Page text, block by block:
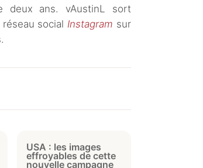
ans. vAustinL sort
social Instagram sur
USA : les images
effroyables de cette
nouvelle campagne